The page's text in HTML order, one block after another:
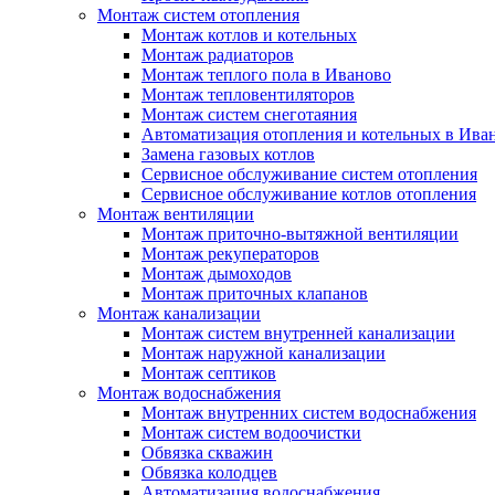
Монтаж систем отопления
Монтаж котлов и котельных
Монтаж радиаторов
Монтаж теплого пола в Иваново
Монтаж тепловентиляторов
Монтаж систем снеготаяния
Автоматизация отопления и котельных в
Замена газовых котлов
Сервисное обслуживание систем отопления
Сервисное обслуживание котлов отопления
Монтаж вентиляции
Монтаж приточно-вытяжной вентиляции
Монтаж рекуператоров
Монтаж дымоходов
Монтаж приточных клапанов
Монтаж канализации
Монтаж систем внутренней канализации
Монтаж наружной канализации
Монтаж септиков
Монтаж водоснабжения
Монтаж внутренних систем водоснабжения
Монтаж систем водоочистки
Обвязка скважин
Обвязка колодцев